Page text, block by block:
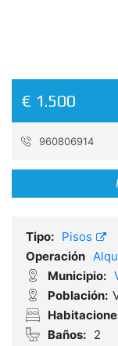
€ 1.500
960806914
Tipo: Pisos
Operación
Municipio:
Población:
Baños: 2